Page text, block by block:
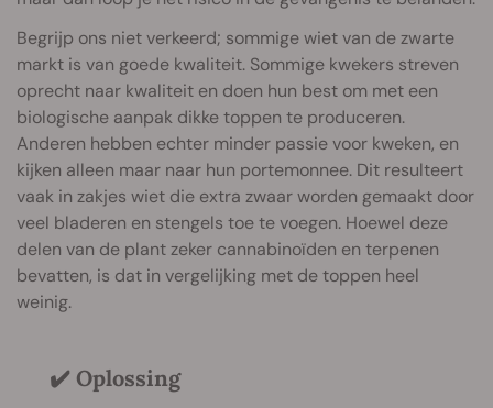
Begrijp ons niet verkeerd; sommige wiet van de zwarte
markt is van goede kwaliteit. Sommige kwekers streven
oprecht naar kwaliteit en doen hun best om met een
biologische aanpak dikke toppen te produceren.
Anderen hebben echter minder passie voor kweken, en
kijken alleen maar naar hun portemonnee. Dit resulteert
vaak in zakjes wiet die extra zwaar worden gemaakt door
veel bladeren en stengels toe te voegen. Hoewel deze
delen van de plant zeker cannabinoïden en terpenen
bevatten, is dat in vergelijking met de toppen heel
weinig.
✔️ Oplossing